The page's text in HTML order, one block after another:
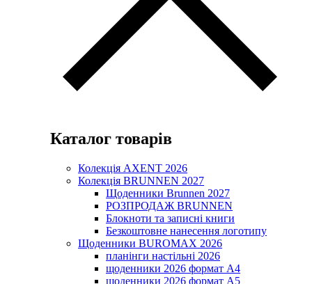
Каталог товарів
Колекція AXENT 2026
Колекція BRUNNEN 2027
Щоденники Brunnen 2027
РОЗПРОДАЖ BRUNNEN
Блокноти та записні книги
Безкоштовне нанесення логотипу
Щоденники BUROMAX 2026
планінги настільні 2026
щоденники 2026 формат А4
щоденники 2026 формат А5